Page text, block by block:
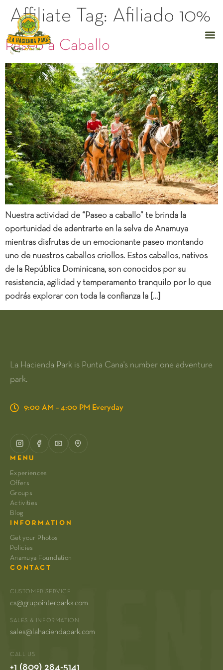
Affiliate Tag: Afiliado 10%
Paseo a Caballo
Nuestra actividad de “Paseo a caballo” te brinda la
oportunidad de adentrarte en la selva de Anamuya
mientras disfrutas de un emocionante paseo montando
uno de nuestros caballos criollos. Estos caballos, nativos
de la República Dominicana, son conocidos por su
resistencia, agilidad y temperamento tranquilo por lo que
podrás explorar con toda la confianza la […]
La Hacienda Park is Punta Cana's number one adventure
park.
9:00 AM – 4:00 PM Everyday
MENU
Experiences
Offers
Groups
Activities
Blog
INFORMATION
Get your Photos
Policies
Anamuya Foundation
CONTACT
CUSTOMER SERVICE
cs@grupointerparks.com
SALES & INFORMATION
sales@lahaciendapark.com
CALL US
+1 (809) 284-5141